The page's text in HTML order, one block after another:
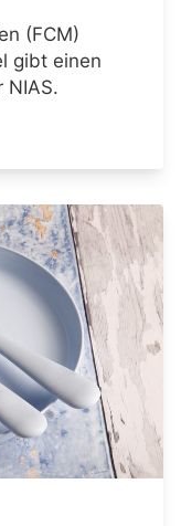
(FCM)
gibt einen
NIAS.